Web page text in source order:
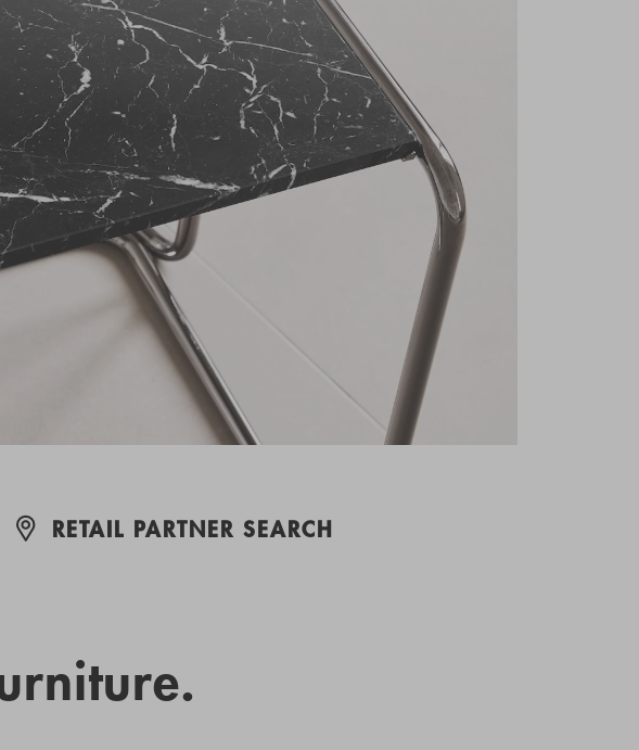
RETAIL PARTNER SEARCH